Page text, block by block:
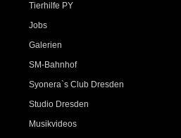
Tierhilfe PY
Jobs
Galerien
SM-Bahnhof
Syonera`s Club Dresden
Studio Dresden
Musikvideos